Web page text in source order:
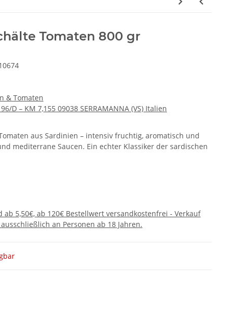
Tomaten 800 gr
& Tomaten
D – KM 7,155 09038 SERRAMANNA (VS) Italien
aus Sardinien – intensiv fruchtig, aromatisch und
mediterrane Saucen. Ein echter Klassiker der sardischen
ab 5,50€, ab 120€ Bestellwert versandkostenfrei - Verkauf
an Personen ab 18 Jahren.